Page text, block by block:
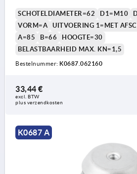
SCHOTELDIAMETER=62 D1=M10
VORM=A
UITVOERING 1=MET
A=85
B=66
HOOGTE=30
BELASTBAARHEID MAX. KN=1,5
Bestelnummer: K0687.062160
33,44 €
excl. BTW
plus verzendkosten
K0687 A